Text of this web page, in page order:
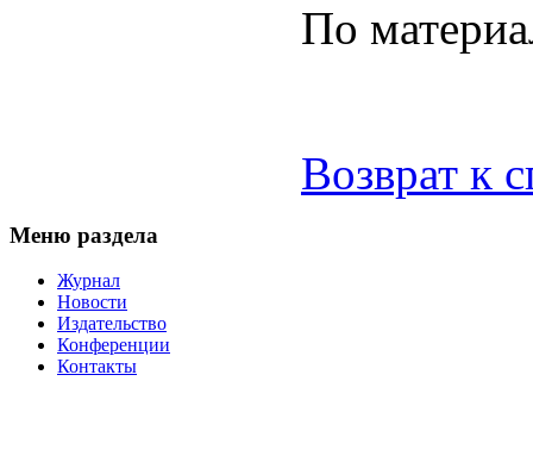
По
Возврат к
Меню раздела
Журнал
Новости
Издательство
Конференции
Контакты